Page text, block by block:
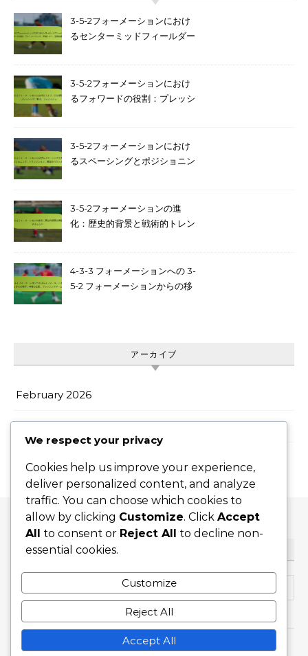
3-5-2フォーメーションにおけ
るセンターミッドフィールダー
3-5-2フォーメーションにおけ
るフォワードの役割：プレッシ
3-5-2フォーメーションにおけ
るスペーシングとポジショニン
3-5-2フォーメーションの進
化：歴史的背景と戦術的トレン
4-3-3 フォーメーションへの 3-
5-2 フォーメーションからの移
アーカイブ
February 2026
January 2026
Graceful Theme byOptima Themes
We respect your privacy
Cookies help us improve your experience,
deliver personalized content, and analyze
traffic. You can choose which cookies to
allow by clicking Customize. Click Accept
All to consent or Reject All to decline non-
essential cookies.
Customize
Reject All
Accept All